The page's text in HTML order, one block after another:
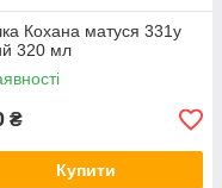
Кохана матуся 331у
320 мл
₴
Купити